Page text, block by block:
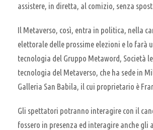
assistere, in diretta, al comizio, senza
Il Metaverso, così, entra in politica, nella
elettorale delle prossime elezioni e lo farà
tecnologia del Gruppo Metaword, Società
tecnologia del Metaverso, che ha sede in
Galleria San Babila, il cui proprietario è
Gli spettatori potranno interagire con il
fossero in presenza ed interagire anche